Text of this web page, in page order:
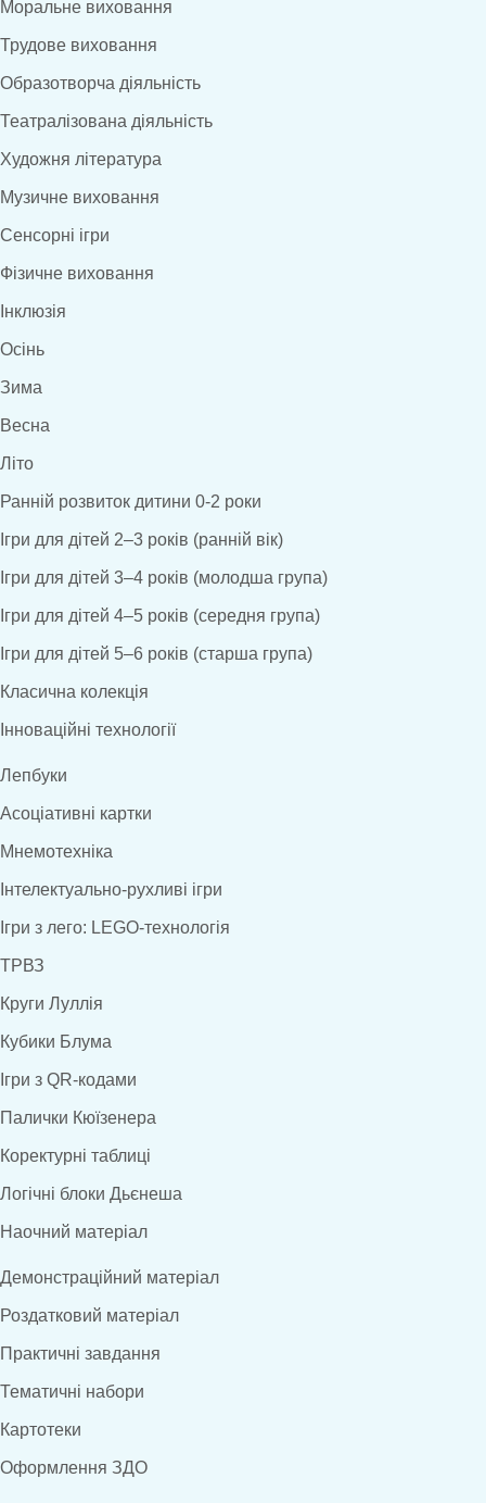
Моральне виховання
Трудове виховання
Образотворча діяльність
Театралізована діяльність
Художня література
Музичне виховання
Сенсорні ігри
Фізичне виховання
Інклюзія
Осінь
Зима
Весна
Літо
Ранній розвиток дитини 0-2 роки
Ігри для дітей 2–3 років (ранній вік)
Ігри для дітей 3–4 років (молодша група)
Ігри для дітей 4–5 років (середня група)
Ігри для дітей 5–6 років (старша група)
Класична колекція
Інноваційні технології
Лепбуки
Асоціативні картки
Мнемотехніка
Інтелектуально-рухливі ігри
Ігри з лего: LEGO-технологія
ТРВЗ
Круги Луллія
Кубики Блума
Ігри з QR-кодами
Палички Кюїзенера
Коректурні таблиці
Логічні блоки Дьєнеша
Наочний матеріал
Демонстраційний матеріал
Роздатковий матеріал
Практичні завдання
Тематичні набори
Картотеки
Оформлення ЗДО